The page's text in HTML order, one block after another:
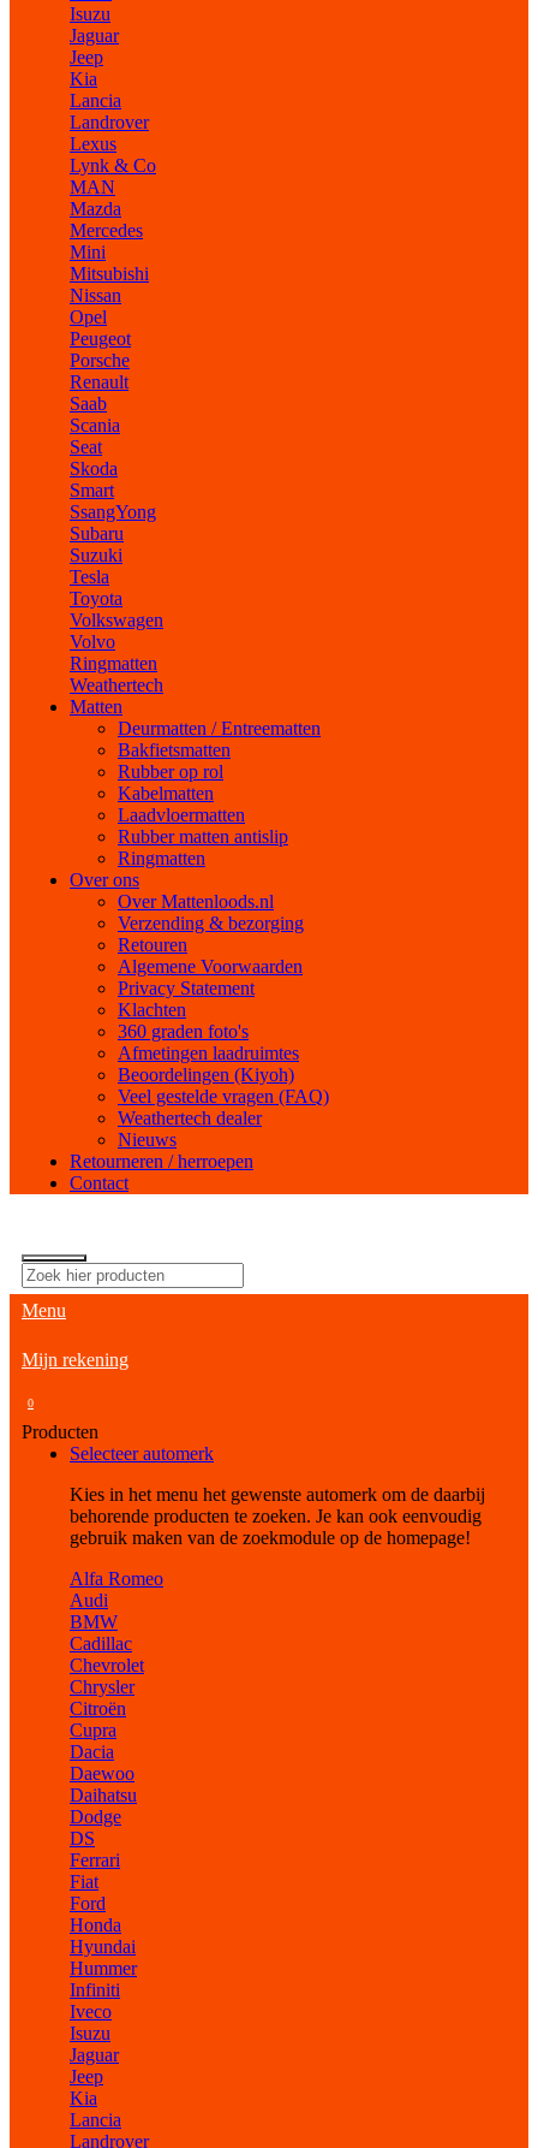
Isuzu
Jaguar
Jeep
Kia
Lancia
Landrover
Lexus
Lynk & Co
MAN
Mazda
Mercedes
Mini
Mitsubishi
Nissan
Opel
Peugeot
Porsche
Renault
Saab
Scania
Seat
Skoda
Smart
SsangYong
Subaru
Suzuki
Tesla
Toyota
Volkswagen
Volvo
Ringmatten
Weathertech
Matten
Deurmatten / Entreematten
Bakfietsmatten
Rubber op rol
Kabelmatten
Laadvloermatten
Rubber matten antislip
Ringmatten
Over ons
Over Mattenloods.nl
Verzending & bezorging
Retouren
Algemene Voorwaarden
Privacy Statement
Klachten
360 graden foto's
Afmetingen laadruimtes
Beoordelingen (Kiyoh)
Veel gestelde vragen (FAQ)
Weathertech dealer
Nieuws
Retourneren / herroepen
Contact
Menu
Mijn rekening
0
Producten
Selecteer automerk
Kies in het menu het gewenste automerk om de daarbij
behorende producten te zoeken. Je kan ook eenvoudig
gebruik maken van de zoekmodule op de homepage!
Alfa Romeo
Audi
BMW
Cadillac
Chevrolet
Chrysler
Citroën
Cupra
Dacia
Daewoo
Daihatsu
Dodge
DS
Ferrari
Fiat
Ford
Honda
Hyundai
Hummer
Infiniti
Iveco
Isuzu
Jaguar
Jeep
Kia
Lancia
Landrover